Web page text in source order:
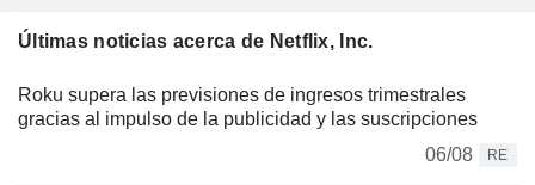
Últimas noticias acerca de Netflix, Inc.
Roku supera las previsiones de ingresos trimestrales
gracias al impulso de la publicidad y las suscripciones
06/08
RE